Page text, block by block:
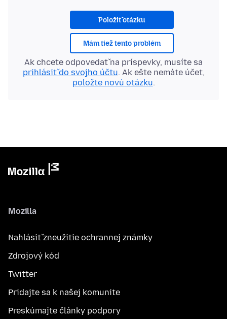
Položiť otázku
Mám tiež tento problém
Ak chcete odpovedať na príspevky, musíte sa
prihlásiť do svojho účtu. Ak ešte nemáte účet,
položte novú otázku.
Mozilla
Nahlásiť zneužitie ochrannej známky
Zdrojový kód
Twitter
Pridajte sa k našej komunite
Preskúmajte články podpory